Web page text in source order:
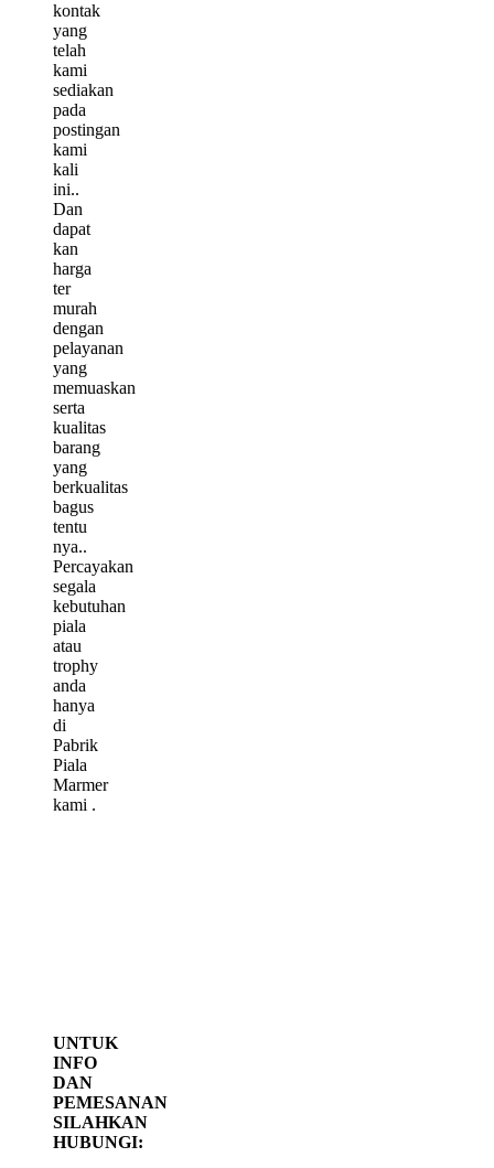
kontak
yang
telah
kami
sediakan
pada
postingan
kami
kali
ini..
Dan
dapat
kan
harga
ter
murah
dengan
pelayanan
yang
memuaskan
serta
kualitas
barang
yang
berkualitas
bagus
tentu
nya..
Percayakan
segala
kebutuhan
piala
atau
trophy
anda
hanya
di
Pabrik
Piala
Marmer
kami .
UNTUK
INFO
DAN
PEMESANAN
SILAHKAN
HUBUNGI: